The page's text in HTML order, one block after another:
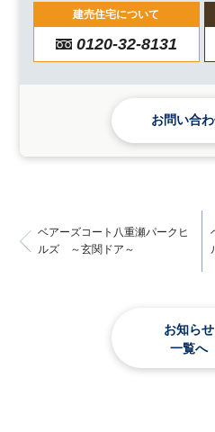
建売住宅について
0120-32-8131
お問い合
ベアーズコート八重瀬パークヒ
ルズ ～玄関ドア～
お知らせ
一覧へ